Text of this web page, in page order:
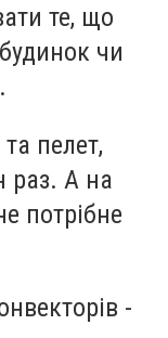
те, що
чи
пелет,
раз. А на
потрібне
-